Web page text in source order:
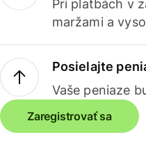
Pri platbách v
maržami a
Posielajte
Vaše peniaze
Zaregistrovať sa